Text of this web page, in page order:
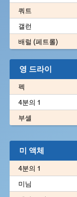
쿼트
갤런
배럴 (페트롤)
영 드라이
펙
4분의 1
부셸
미 액체
4분의 1
미님